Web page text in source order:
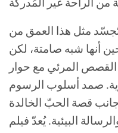
تُجسّد مثل هذا العمق من
القصص المرئي مع حوار
صمد أسلوب الرسوم
قصة الحبّ الخالدة